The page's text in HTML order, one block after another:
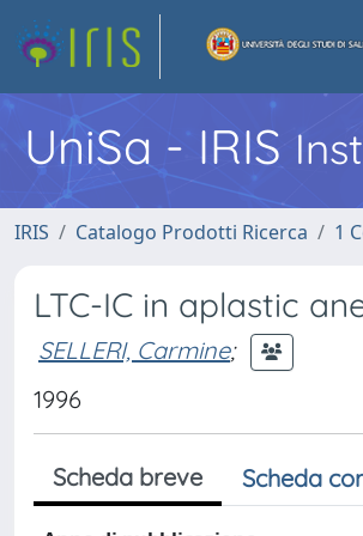
UniSa - IRIS
IRIS Catalogo Prodotti Ricerca 1
LTC-IC in aplastic
SELLERI, Carmine;
1996
Scheda breve Scheda